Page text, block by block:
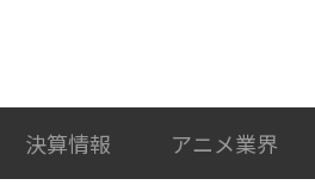
決算情報 アニメ業界